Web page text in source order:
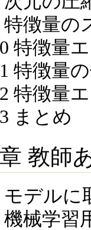
特徴量の
特徴量
特徴量
特徴量
まとめ
教師
モデルに
機械学習